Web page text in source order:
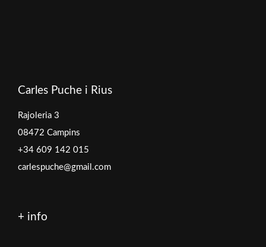
Carles Puche i Rius
Rajoleria 3
08472 Campins
+34 609 142 015
carlespuche@gmail.com
+ info